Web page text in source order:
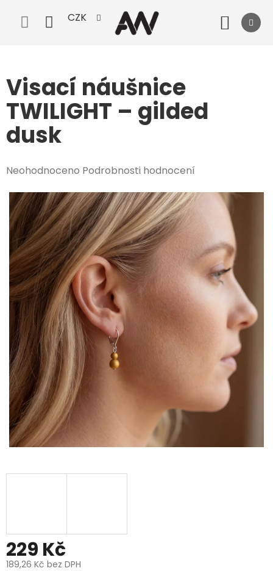
obsah
CZK
Visací náušnice
TWILIGHT – gilded
dusk
Průměrné
produktu
je
0,0
hvězdiček.
Neohodnoceno Podrobnosti hodnocení
229 Kč
189,26 Kč bez DPH